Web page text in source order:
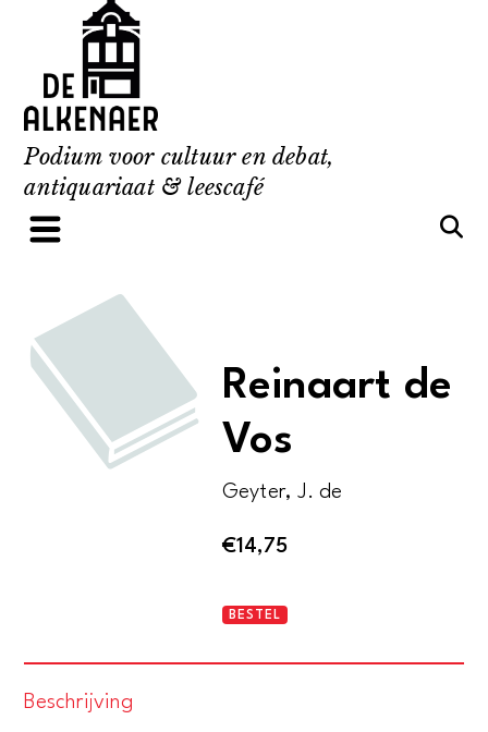
content
Podium voor cultuur en debat,
antiquariaat & leescafé
Reinaart de
Vos
Geyter, J. de
€14,75
Reinaart
BESTEL
Beschrijving